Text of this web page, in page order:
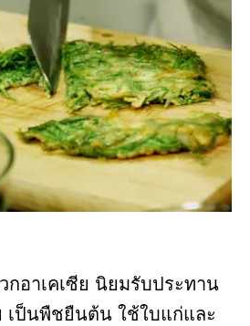
กอาเคเซีย นิยมรับประทาน
เป็นพืชยืนต้น ใช้ใบแก่และ